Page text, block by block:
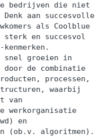
bedrijven die niet
aan succesvolle
als Coolblue
en succesvol
snel groeien in
door de combinatie
processen,
waarbij
van
werkorganisatie
en
(ob.v. algoritmen).